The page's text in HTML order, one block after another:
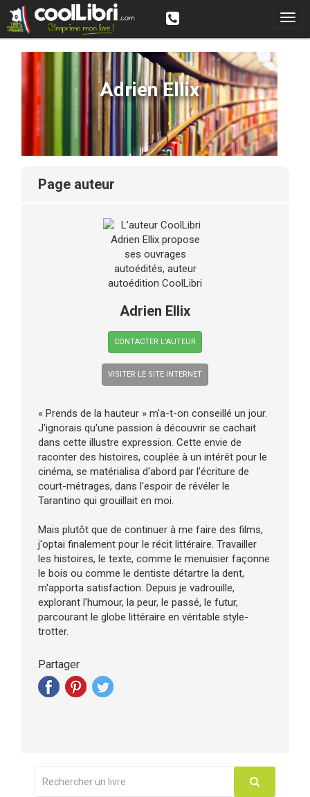
Adrien Ellix
page auteur
Adrien Ellix
CONTACTER L’AUTEUR
VISITER LE SITE INTERNET
« Prends de la hauteur » m'a-t-on conseillé un jour.
J'ignorais qu'une passion à découvrir se cachait
dans cette illustre expression. Cette envie de
raconter des histoires, couplée à un intérêt pour le
cinéma, se matérialisa d'abord par l'écriture de
court-métrages, dans l'espoir de révéler le
Tarantino qui grouillait en moi.
Mais plutôt que de continuer à me faire des films,
j'optai finalement pour le récit littéraire. Travailler
les histoires, le texte, comme le menuisier façonne
le bois ou comme le dentiste détartre la dent,
m'apporta satisfaction. Depuis je vadrouille,
explorant l'humour, la peur, le passé, le futur,
parcourant le globe littéraire en véritable style-
trotter.
Partager